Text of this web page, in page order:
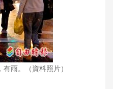
雨。（資料照片）